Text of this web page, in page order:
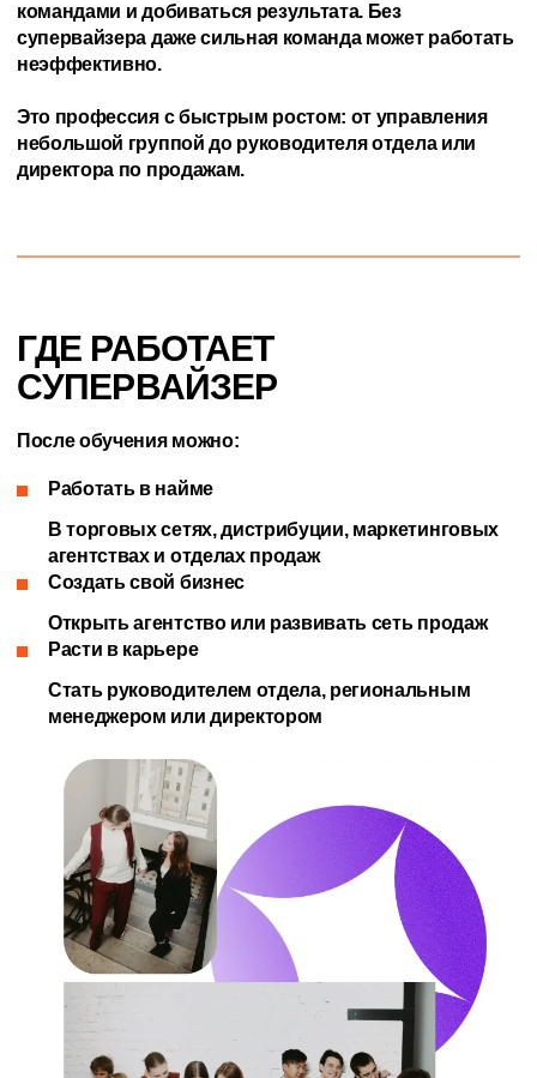
командами и добиваться результата. Без
супервайзера даже сильная команда может работать
неэффективно.
Это профессия с быстрым ростом: от управления
небольшой группой до руководителя отдела или
директора по продажам.
ГДЕ РАБОТАЕТ
СУПЕРВАЙЗЕР
После обучения можно:
Работать в найме
В торговых сетях, дистрибуции, маркетинговых
агентствах и отделах продаж
Создать свой бизнес
Открыть агентство или развивать сеть продаж
Расти в карьере
Стать руководителем отдела, региональным
менеджером или директором